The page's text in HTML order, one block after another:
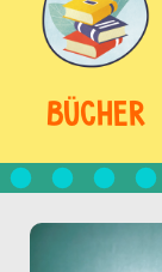
BÜCHER